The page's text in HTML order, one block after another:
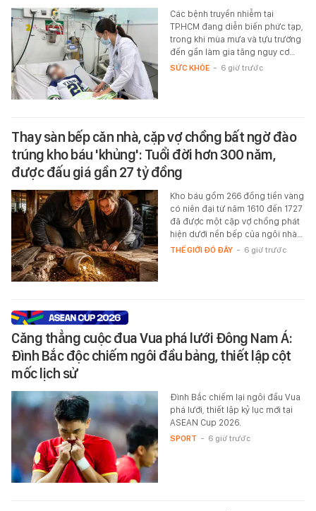
Các bệnh truyền nhiễm tại
TP.HCM đang diễn biến phức tạp,
trong khi mùa mưa và tựu trường
đến gần làm gia tăng nguy cơ…
SỨC KHỎE - 6 giờ trước
Thay sàn bếp căn nhà, cặp vợ chồng bất ngờ đào
trúng kho báu 'khủng': Tuổi đời hơn 300 năm,
được đấu giá gần 27 tỷ đồng
Kho báu gồm 266 đồng tiền vàng
có niên đại từ năm 1610 đến 1727
đã được một cặp vợ chồng phát
hiện dưới nền bếp của ngôi nhà…
THẾ GIỚI ĐÓ ĐÂY - 6 giờ trước
Căng thẳng cuộc đua Vua phá lưới Đông Nam Á:
Đình Bắc độc chiếm ngôi đầu bảng, thiết lập cột
mốc lịch sử
Đình Bắc chiếm lại ngôi đầu Vua
phá lưới, thiết lập kỷ lục mới tại
ASEAN Cup 2026.
SPORT - 6 giờ trước